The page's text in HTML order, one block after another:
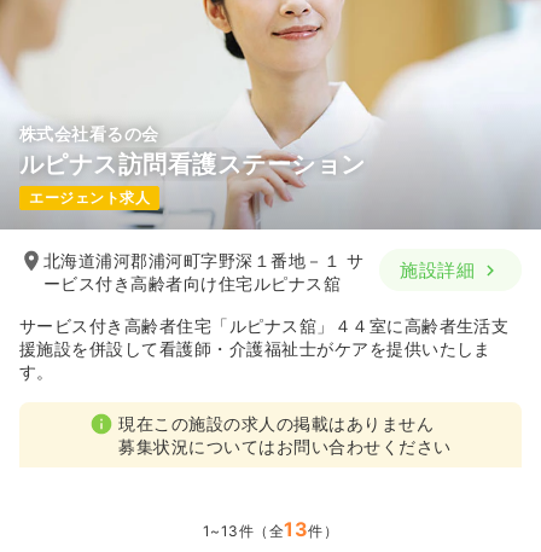
株式会社看るの会
ルピナス訪問看護ステーション
エージェント求人
北海道浦河郡浦河町字野深１番地－１ サ
ービス付き高齢者向け住宅ルピナス舘
施設詳細
サービス付き高齢者住宅「ルピナス舘」４４室に高齢者生活支
援施設を併設して看護師・介護福祉士がケアを提供いたしま
す。
現在この施設の求人の掲載はありません
募集状況についてはお問い合わせください
1~13件（全13件）